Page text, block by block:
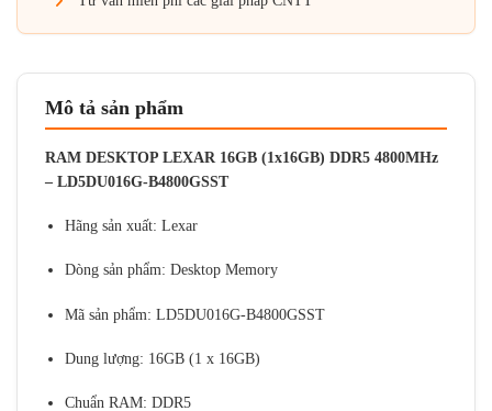
Mô tả sản phẩm
RAM DESKTOP LEXAR 16GB (1x16GB) DDR5 4800MHz
– LD5DU016G-B4800GSST
Hãng sản xuất: Lexar
Dòng sản phẩm: Desktop Memory
Mã sản phẩm: LD5DU016G-B4800GSST
Dung lượng: 16GB (1 x 16GB)
Chuẩn RAM: DDR5